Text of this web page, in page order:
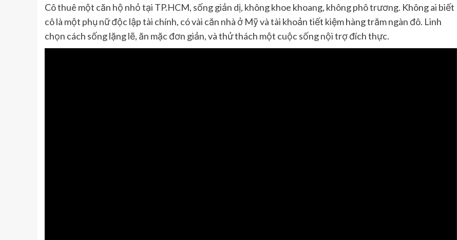
Cô thuê một căn hộ nhỏ tại TP.HCM, sống giản dị, không khoe khoang, không phô trương. Không ai biết
cô là một phụ nữ độc lập tài chính, có vài căn nhà ở Mỹ và tài khoản tiết kiệm hàng trăm ngàn đô. Linh
chọn cách sống lặng lẽ, ăn mặc đơn giản, và thử thách một cuộc sống nội trợ đích thực.